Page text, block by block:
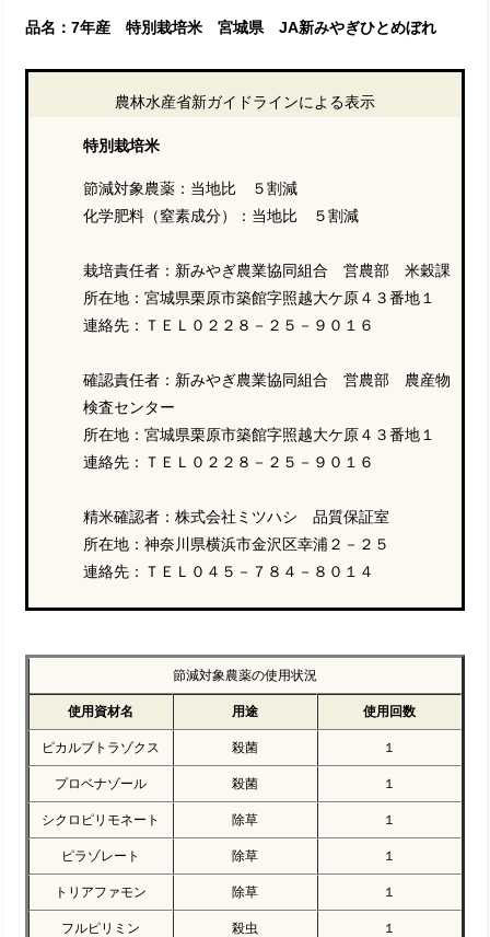
品名：7年産 特別栽培米 宮城県 JA新みやぎひとめぼれ
農林水産省新ガイドラインによる表示
特別栽培米
節減対象農薬：当地比 ５割減
化学肥料（窒素成分）：当地比 ５割減
栽培責任者：新みやぎ農業協同組合 営農部 米穀課
所在地：宮城県栗原市築館字照越大ケ原４３番地１
連絡先：ＴＥＬ０２２８－２５－９０１６
確認責任者：新みやぎ農業協同組合 営農部 農産物
検査センター
所在地：宮城県栗原市築館字照越大ケ原４３番地１
連絡先：ＴＥＬ０２２８－２５－９０１６
精米確認者：株式会社ミツハシ 品質保証室
所在地：神奈川県横浜市金沢区幸浦２－２５
連絡先：ＴＥＬ０４５－７８４－８０１４
節減対象農薬の使用状況
使用資材名 用途 使用回数
ピカルブトラゾクス 殺菌 １
プロベナゾール 殺菌 １
シクロピリモネート 除草 １
ピラゾレート 除草 １
トリアファモン 除草 １
フルピリミン 殺虫 １